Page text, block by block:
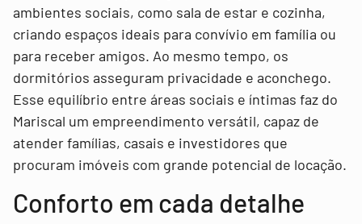
ambientes sociais, como sala de estar e cozinha,
criando espaços ideais para convívio em família ou
para receber amigos. Ao mesmo tempo, os
dormitórios asseguram privacidade e aconchego.
Esse equilíbrio entre áreas sociais e íntimas faz do
Mariscal um empreendimento versátil, capaz de
atender famílias, casais e investidores que
procuram imóveis com grande potencial de locação.
Conforto em cada detalhe